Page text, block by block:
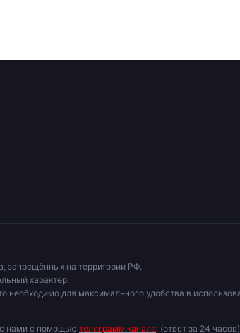
запрещённых на территории РФ.
характер.
необходимо для максимального удобства в
нами с помощью телеграмм канала: (ответ за 24